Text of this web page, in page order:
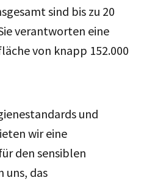
sind bis zu 20
verantworten eine
von knapp 152.000
und
wir eine
den sensiblen
uns, das